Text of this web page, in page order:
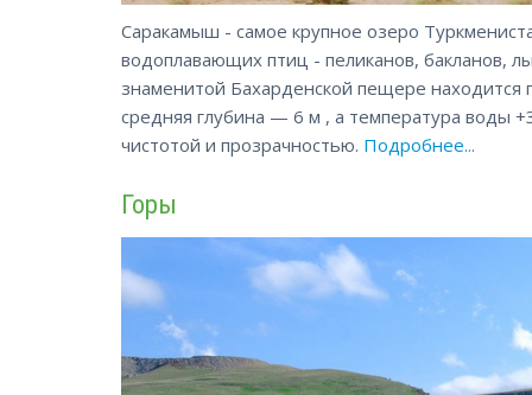
Саракамыш - самое крупное озеро
водоплавающих птиц - пеликанов, бакланов,
знаменитой Бахарденской пещере
средняя глубина — 6 м , а температура воды
чистотой и прозрачностью. Подробнее...
Горы